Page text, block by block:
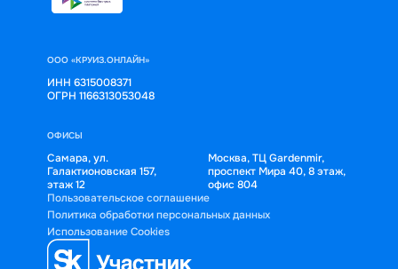
ООО «КРУИЗ.ОНЛАЙН»
ИНН 6315008371
ОГРН 1166313053048
ОФИСЫ
Самара, ул.
Галактионовская 157,
этаж 12
Москва, ТЦ Gardenmir,
проспект Мира 40, 8 этаж,
офис 804
Пользовательское соглашение
Политика обработки персональных данных
Использование Cookies